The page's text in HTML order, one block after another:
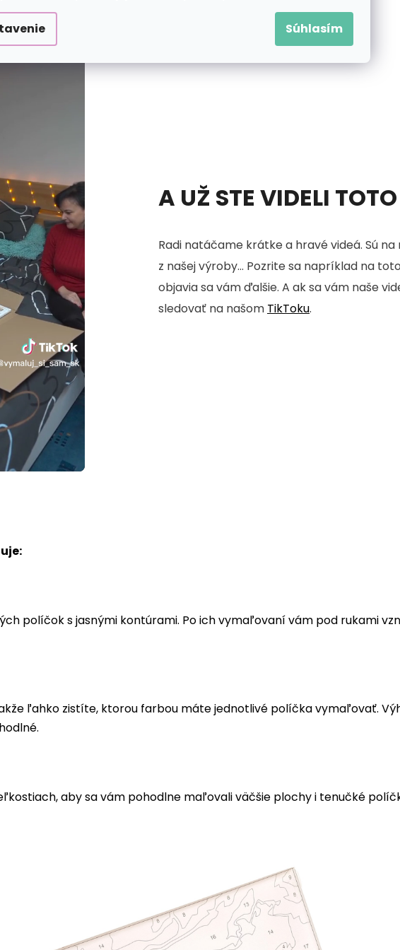
Súhlasím
A UŽ STE VIDELI
Radi natáčame krátke a hravé videá. Sú
z našej výroby... Pozrite sa napríklad na
objavia sa vám ďalšie. A ak sa vám naše
sledovať na našom TikToku.
políčok s jasnými kontúrami. Po ich vymaľovaní vám pod rukami
ľahko zistíte, ktorou farbou máte jednotlivé políčka vymaľovať.
aby sa vám pohodlne maľovali väčšie plochy i tenučké